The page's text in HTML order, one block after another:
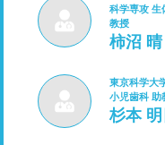
科学専攻 生
教授
柿沼
東京科学大
小児歯科 助
杉本